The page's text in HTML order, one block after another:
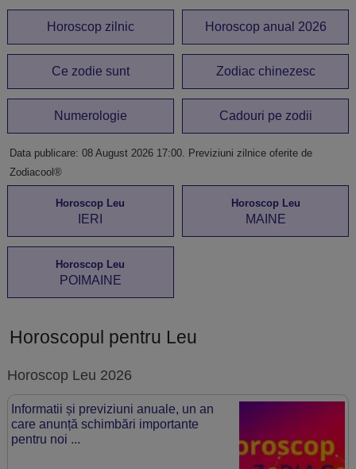
Horoscop zilnic Horoscop anual 2026
Ce zodie sunt Zodiac chinezesc
Numerologie Cadouri pe zodii
Data publicare: 08 August 2026 17:00. Previziuni zilnice oferite de
Zodiacool®
Horoscop Leu
IERI
Horoscop Leu
MAINE
Horoscop Leu
POIMAINE
Horoscopul pentru Leu
Horoscop Leu 2026
Informatii și previziuni anuale, un an
care anunță schimbări importante
pentru noi ...